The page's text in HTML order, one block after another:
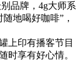
品牌，4g大师系
地喝好咖啡”，
上印有播客节目
时享有好心情。